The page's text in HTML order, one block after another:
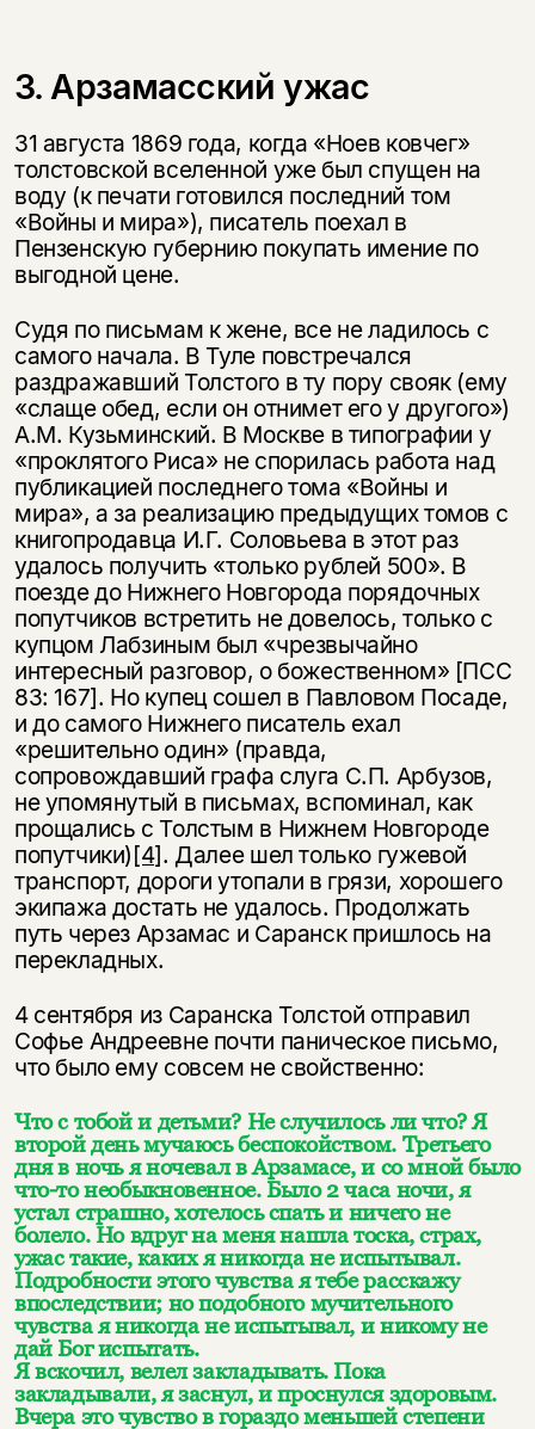
3. Арзамасский ужас
31 августа 1869 года, когда «Ноев ковчег»
толстовской вселенной уже был спущен на
воду (к печати готовился последний том
«Войны и мира»), писатель поехал в
Пензенскую губернию покупать имение по
выгодной цене.
Судя по письмам к жене, все не ладилось с
самого начала. В Туле повстречался
раздражавший Толстого в ту пору свояк (ему
«слаще обед, если он отнимет его у другого»)
А.М. Кузьминский. В Москве в типографии у
«проклятого Риса» не спорилась работа над
публикацией последнего тома «Войны и
мира», а за реализацию предыдущих томов с
книгопродавца И.Г. Соловьева в этот раз
удалось получить «только рублей 500». В
поезде до Нижнего Новгорода порядочных
попутчиков встретить не довелось, только с
купцом Лабзиным был «чрезвычайно
интересный разговор, о божественном» [ПСС
83: 167]. Но купец сошел в Павловом Посаде,
и до самого Нижнего писатель ехал
«решительно один» (правда,
сопровождавший графа слуга С.П. Арбузов,
не упомянутый в письмах, вспоминал, как
прощались с Толстым в Нижнем Новгороде
попутчики)[4]. Далее шел только гужевой
транспорт, дороги утопали в грязи, хорошего
экипажа достать не удалось. Продолжать
путь через Арзамас и Саранск пришлось на
перекладных.
4 сентября из Саранска Толстой отправил
Софье Андреевне почти паническое письмо,
что было ему совсем не свойственно:
Что с тобой и детьми? Не случилось ли что? Я
второй день мучаюсь беспокойством. Третьего
дня в ночь я ночевал в Арзамасе, и со мной было
что-то необыкновенное. Было 2 часа ночи, я
устал страшно, хотелось спать и ничего не
болело. Но вдруг на меня нашла тоска, страх,
ужас такие, каких я никогда не испытывал.
Подробности этого чувства я тебе расскажу
впоследствии; но подобного мучительного
чувства я никогда не испытывал, и никому не
дай Бог испытать.
Я вскочил, велел закладывать. Пока
закладывали, я заснул, и проснулся здоровым.
Вчера это чувство в гораздо меньшей степени